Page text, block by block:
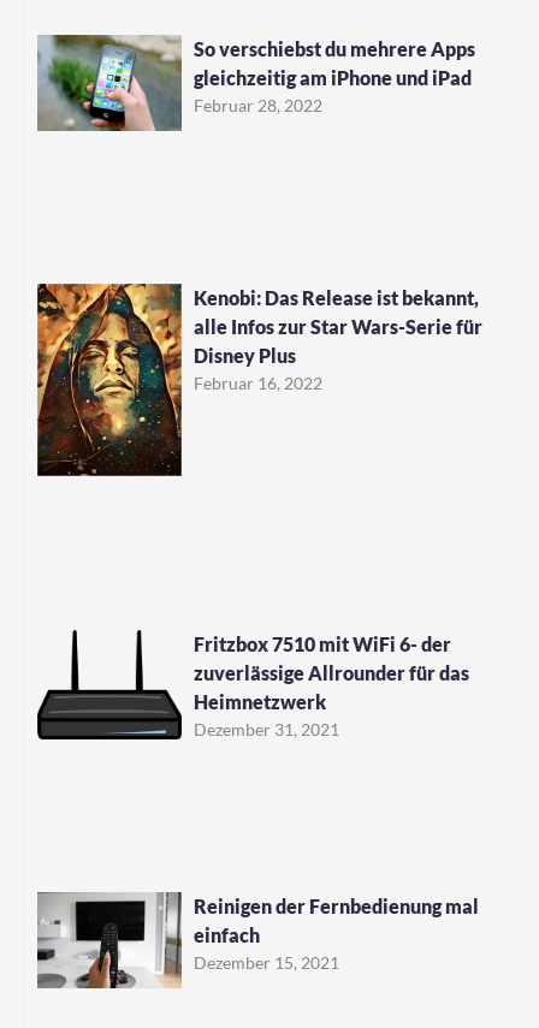
So verschiebst du mehrere Apps
gleichzeitig am iPhone und iPad
Februar 28, 2022
Kenobi: Das Release ist bekannt,
alle Infos zur Star Wars-Serie für
Disney Plus
Februar 16, 2022
Fritzbox 7510 mit WiFi 6- der
zuverlässige Allrounder für das
Heimnetzwerk
Dezember 31, 2021
Reinigen der Fernbedienung mal
einfach
Dezember 15, 2021